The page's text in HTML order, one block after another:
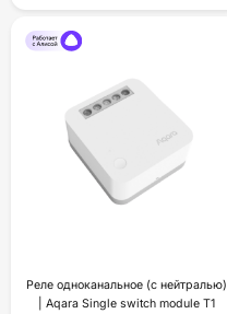
Реле одноканальное (с нейтралью)
| Aqara Single switch module T1